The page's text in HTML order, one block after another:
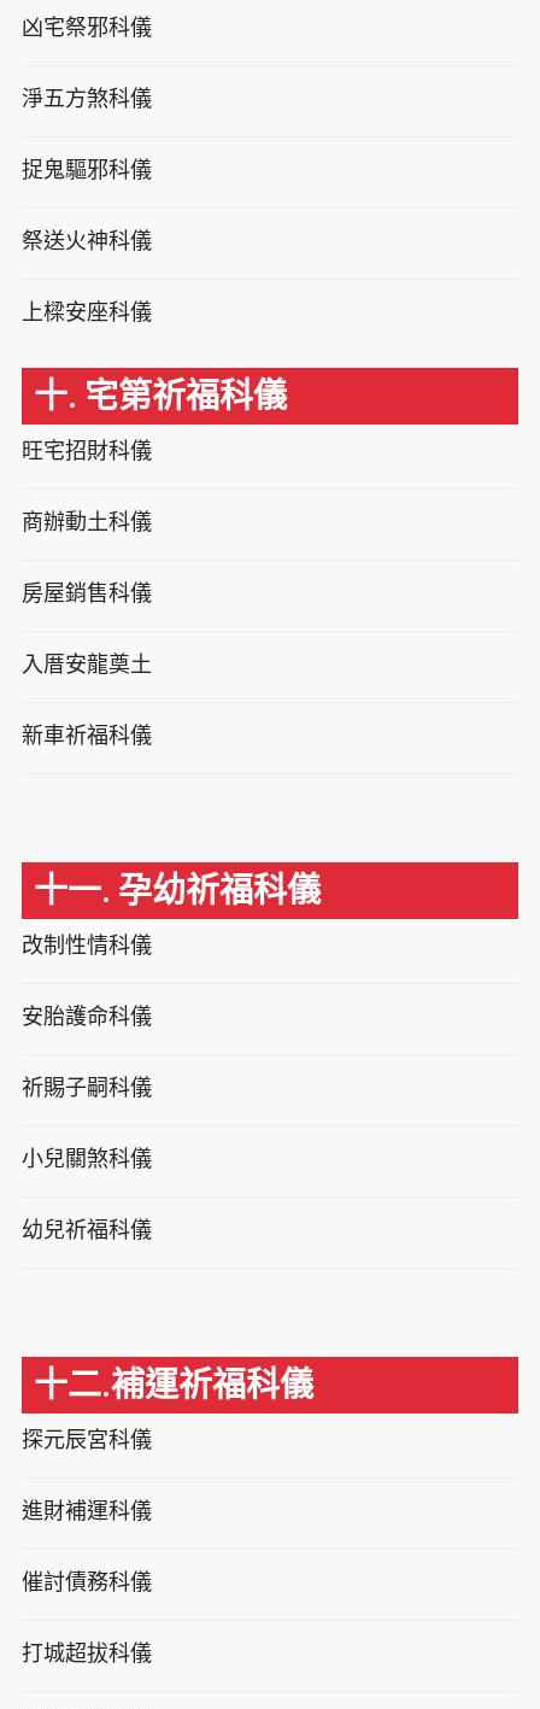
凶宅祭邪科儀
淨五方煞科儀
捉鬼驅邪科儀
祭送火神科儀
上樑安座科儀
十. 宅第祈福科儀
旺宅招財科儀
商辦動土科儀
房屋銷售科儀
入厝安龍奠土
新車祈福科儀
十一. 孕幼祈福科儀
改制性情科儀
安胎護命科儀
祈賜子嗣科儀
小兒關煞科儀
幼兒祈福科儀
十二.補運祈福科儀
探元辰宮科儀
進財補運科儀
催討債務科儀
打城超拔科儀